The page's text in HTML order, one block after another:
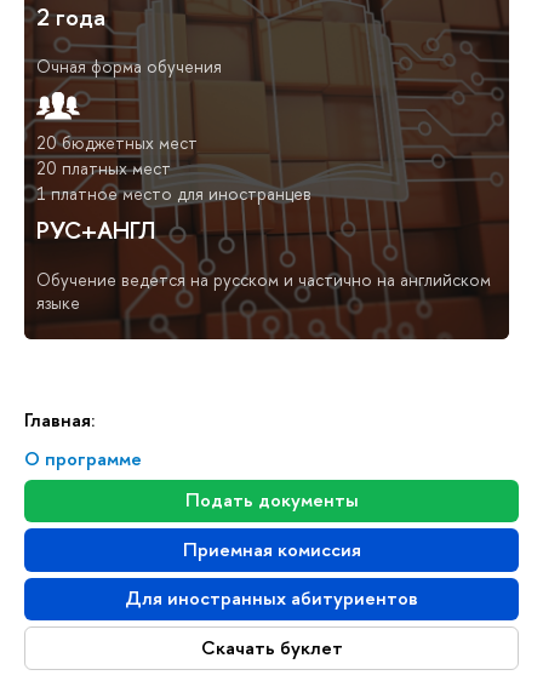
Главная:
О программе
Подать документы
Приемная комиссия
Для иностранных абитуриентов
Скачать буклет
2 года
Очная форма обучения
20 бюджетных мест
20 платных мест
1 платное место для иностранцев
РУС+АНГЛ
Обучение ведется на русском и частично на английском
языке